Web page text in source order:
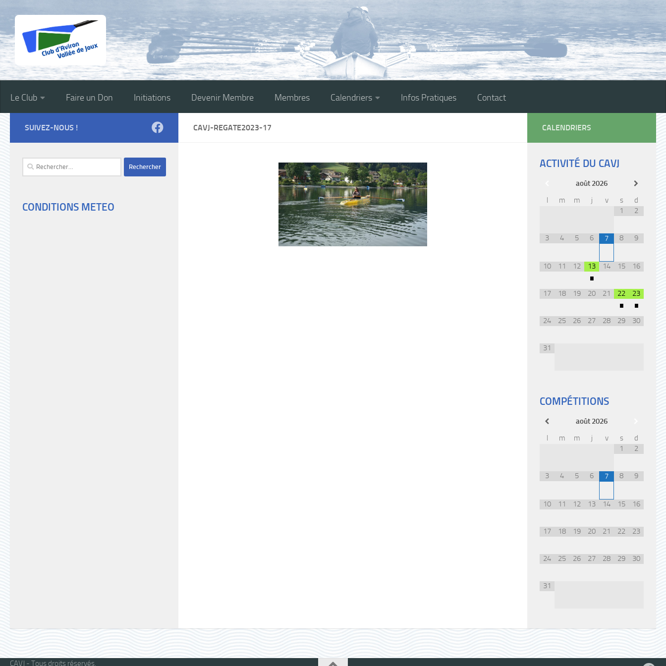
Skip to content
Le Club Faire un Don Initiations Devenir Membre Membres Calendriers Infos Pratiques Contact
CAVJ-REGATE2023-17
SUIVEZ-NOUS !
Rechercher :
CONDITIONS METEO
CALENDRIERS
ACTIVITÉ DU CAVJ
août 2026
l
m m j v s
d
1
2
3 4 5 6 7 8 9
10 11 12 13
•
14 15 16
17 18 19 20 21 22
•
23
•
24 25 26 27 28 29 30
31
COMPÉTITIONS
août 2026
l
m m j v s
d
1
2
3 4 5 6 7 8 9
10 11 12 13 14 15 16
17 18 19 20 21 22 23
24 25 26 27 28 29 30
31
CAVJ - Tous droits réservés.